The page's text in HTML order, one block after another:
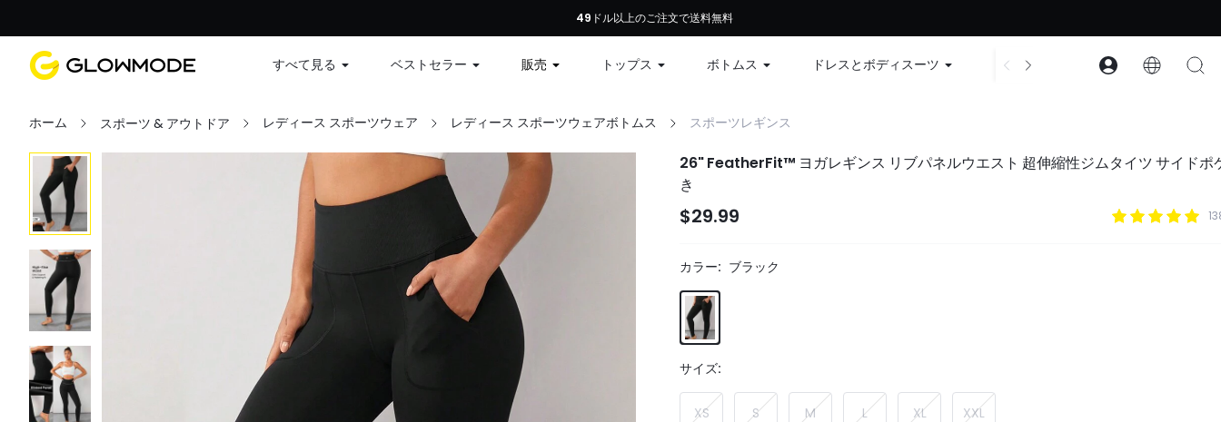
初回注文：全商品10%オフ、79ドル以上で12%オフ、99ドル以上で15%オフ | コード：GLOWNEW
49ドル以上のご注文で送料無料
すべて見る ベストセラー 販売 トップス ボトムス ドレスとボディスーツ アクセサリー コレクション
ホーム スポーツ & アウトドア レディース スポーツウェア レディース スポーツウェアボトムス スポーツレギンス
26" FeatherFit™ ヨガレギンス リブパネルウエスト 超伸縮性ジムタイツ サイドポ
き
$29.99
カラー: ブラック
サイズ:
XS S M L XL XXL